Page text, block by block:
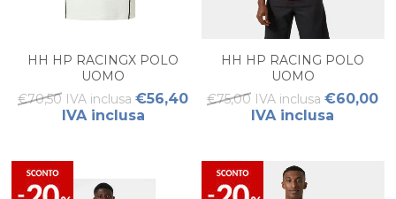
HH HP RACINGX POLO
UOMO
€70,50 IVA inclusa €56,40
IVA inclusa
HH HP RACING POLO
UOMO
€75,00 IVA inclusa €60,00
IVA inclusa